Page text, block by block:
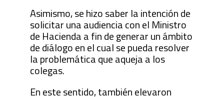
Asimismo, se hizo saber la intención de
solicitar una audiencia con el Ministro
de Hacienda a fin de generar un ámbito
de diálogo en el cual se pueda resolver
la problemática que aqueja a los
colegas.
En este sentido, también elevaron